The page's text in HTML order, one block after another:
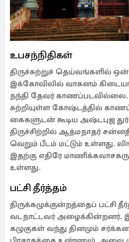
உபசந்நிதிகள்
திருச்சுற்றுச் தெய்வங்களில்
இக்கோவிலில் வாகனம்
நந்தி தேவர் காணப்படவில்லை.
சுற்றியுள்ள கோஷ்டத்தில்
கைகளுடன் கூடிய அஷ்டபுஜ
திருச்சிற்றில் ஆத்மநாதர்
வெறும் பீடம் மட்டும் உள்ளது.
இதற்கு எதிரே
உள்ளது.
பட்சி தீர்த்தம்
திருக்கழுக்குன்றத்தைப் பட்சி
வடநாட்டவர் அழைக்கின்றனர்.
கழுகுகள் வந்து தினமும்